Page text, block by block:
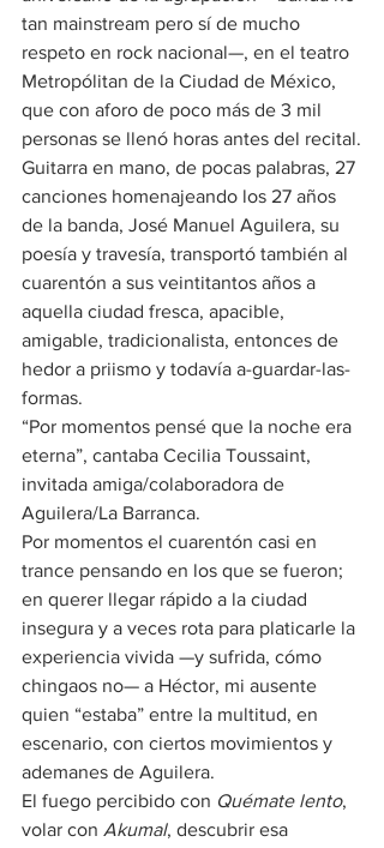
tan mainstream pero sí de mucho
respeto en rock nacional—, en el teatro
Metropólitan de la Ciudad de México,
que con aforo de poco más de 3 mil
personas se llenó horas antes del recital.
Guitarra en mano, de pocas palabras, 27
canciones homenajeando los 27 años
de la banda, José Manuel Aguilera, su
poesía y travesía, transportó también al
cuarentón a sus veintitantos años a
aquella ciudad fresca, apacible,
amigable, tradicionalista, entonces de
hedor a priismo y todavía a-guardar-las-
formas.
“Por momentos pensé que la noche era
eterna”, cantaba Cecilia Toussaint,
invitada amiga/colaboradora de
Aguilera/La Barranca.
Por momentos el cuarentón casi en
trance pensando en los que se fueron;
en querer llegar rápido a la ciudad
insegura y a veces rota para platicarle la
experiencia vivida —y sufrida, cómo
chingaos no— a Héctor, mi ausente
quien “estaba” entre la multitud, en
escenario, con ciertos movimientos y
ademanes de Aguilera.
El fuego percibido con Quémate lento,
volar con Akumal, descubrir esa